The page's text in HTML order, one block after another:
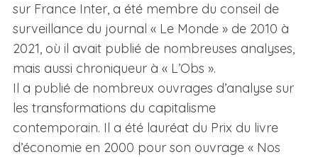
sur France Inter, a été membre du conseil de
surveillance du journal « Le Monde » de 2010 à
2021, où il avait publié de nombreuses analyses,
mais aussi chroniqueur à « L’Obs ».
Il a publié de nombreux ouvrages d’analyse sur
les transformations du capitalisme
contemporain. Il a été lauréat du Prix du livre
d’économie en 2000 pour son ouvrage « Nos